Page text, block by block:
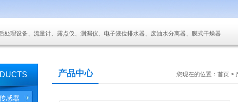
处理设备、流量计、露点仪、测漏仪、电子液位排水器、废油水分离器、膜式干燥器
感器
产品中心 您现在的位置： 首页 >